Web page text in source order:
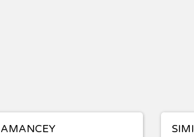
AMANCEY